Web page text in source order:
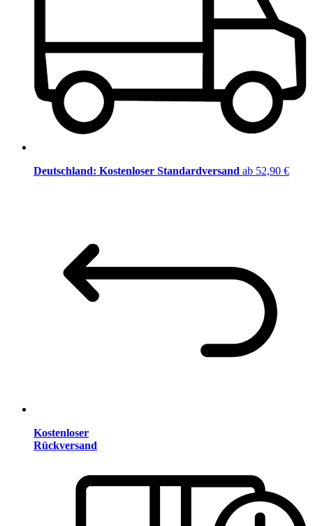
Deutschland: Kostenloser Standardversand ab 52,90 €
Kostenloser
Rückversand